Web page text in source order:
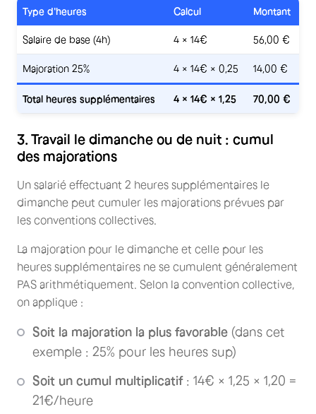
Type d'heures Calcul Montant
Salaire de base (4h) 4 × 14€ 56,00 €
Majoration 25% 4 × 14€ × 0,25 14,00 €
Total heures supplémentaires 4 × 14€ × 1,25 70,00 €
3. Travail le dimanche ou de nuit : cumul
des majorations
Un salarié effectuant 2 heures supplémentaires le
dimanche peut cumuler les majorations prévues par
les conventions collectives.
La majoration pour le dimanche et celle pour les
heures supplémentaires ne se cumulent généralement
PAS arithmétiquement. Selon la convention collective,
on applique :
Soit la majoration la plus favorable (dans cet
exemple : 25% pour les heures sup)
Soit un cumul multiplicatif: 14€ × 1,25 × 1,20 =
21€/heure